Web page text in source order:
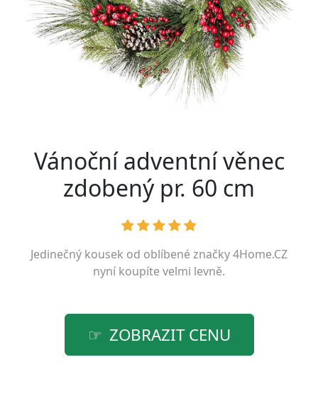
Vánoční adventní věnec
zdobený pr. 60 cm
Jedinečný kousek od oblíbené značky4Home.CZ
nyní koupíte velmi levně.
ZOBRAZIT CENU